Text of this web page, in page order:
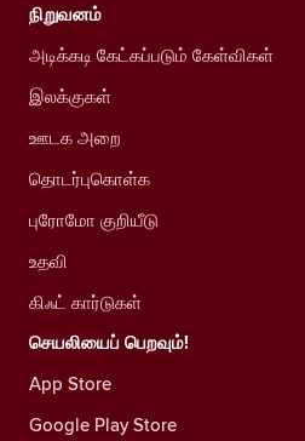
நிறுவனம்
அடிக்கடி கேட்கப்படும் கேள்விகள்
இலக்குகள்
ஊடக அறை
தொடர்புகொள்க
புரோமோ குறியீடு
உதவி
கிஃட் கார்டுகள்
செயலியைப் பெறவும்!
App Store
Google Play Store